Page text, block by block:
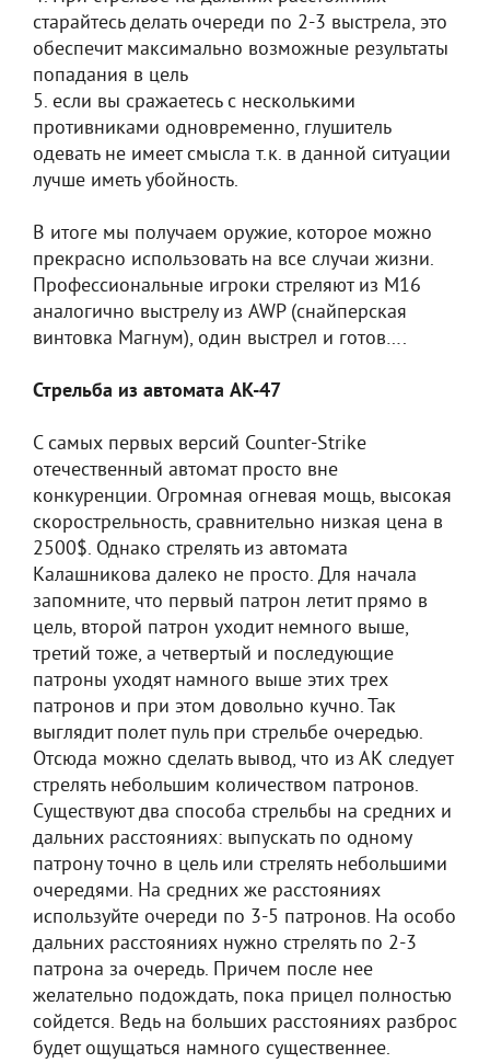
старайтесь делать очереди по 2-3 выстрела, это
обеспечит максимально возможные результаты
попадания в цель
5. если вы сражаетесь с несколькими
противниками одновременно, глушитель
одевать не имеет смысла т.к. в данной ситуации
лучше иметь убойность.
В итоге мы получаем оружие, которое можно
прекрасно использовать на все случаи жизни.
Профессиональные игроки стреляют из M16
аналогично выстрелу из AWP (снайперская
винтовка Магнум), один выстрел и готов….
Стрельба из автомата AK-47
С самых первых версий Counter-Strike
отечественный автомат просто вне
конкуренции. Огромная огневая мощь, высокая
скорострельность, сравнительно низкая цена в
2500$. Однако стрелять из автомата
Калашникова далеко не просто. Для начала
запомните, что первый патрон летит прямо в
цель, второй патрон уходит немного выше,
третий тоже, а четвертый и последующие
патроны уходят намного выше этих трех
патронов и при этом довольно кучно. Так
выглядит полет пуль при стрельбе очередью.
Отсюда можно сделать вывод, что из АК следует
стрелять небольшим количеством патронов.
Существуют два способа стрельбы на средних и
дальних расстояниях: выпускать по одному
патрону точно в цель или стрелять небольшими
очередями. На средних же расстояниях
используйте очереди по 3-5 патронов. На особо
дальних расстояниях нужно стрелять по 2-3
патрона за очередь. Причем после нее
желательно подождать, пока прицел полностью
сойдется. Ведь на больших расстояниях разброс
будет ощущаться намного существеннее.